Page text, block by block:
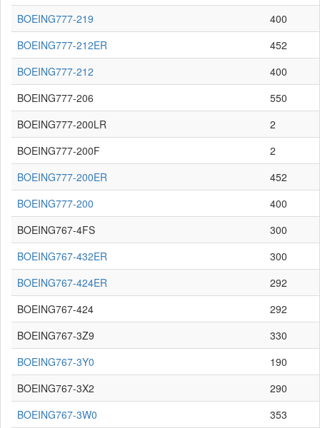
BOEING777-219
400
BOEING777-212ER
452
BOEING777-212
400
BOEING777-206
550
BOEING777-200LR
2
BOEING777-200F
2
BOEING777-200ER
452
BOEING777-200
400
BOEING767-4FS
300
BOEING767-432ER
300
BOEING767-424ER
292
BOEING767-424
292
BOEING767-3Z9
330
BOEING767-3Y0
190
BOEING767-3X2
290
BOEING767-3W0
353